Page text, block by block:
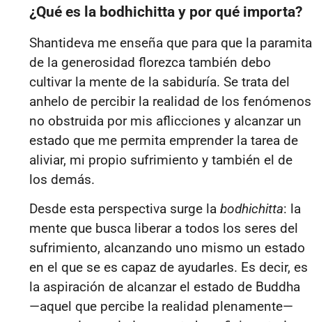
¿Qué es la bodhichitta y por qué importa?
Shantideva me enseña que para que la paramita
de la generosidad florezca también debo
cultivar la mente de la sabiduría. Se trata del
anhelo de percibir la realidad de los fenómenos
no obstruida por mis aflicciones y alcanzar un
estado que me permita emprender la tarea de
aliviar, mi propio sufrimiento y también el de
los demás.
Desde esta perspectiva surge la bodhichitta: la
mente que busca liberar a todos los seres del
sufrimiento, alcanzando uno mismo un estado
en el que se es capaz de ayudarles. Es decir, es
la aspiración de alcanzar el estado de Buddha
—aquel que percibe la realidad plenamente—